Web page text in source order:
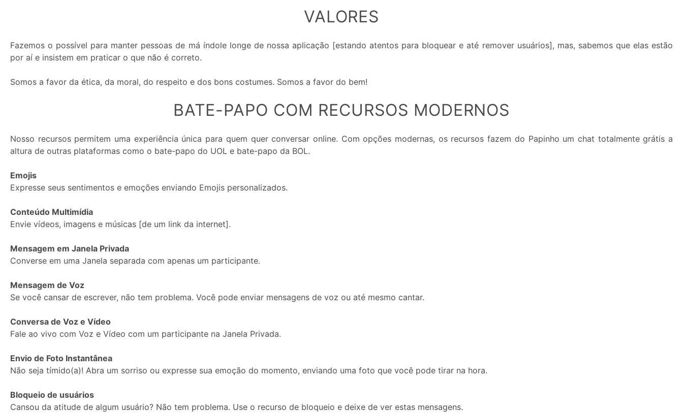
Imagem
de
VALORES
Fazemos o possível para manter pessoas de má índole longe de nossa aplicação [estando atentos para bloquear e até remover usuários], mas, sabemos que elas estão
por aí e insistem em praticar o que não é correto.
Somos a favor da ética, da moral, do respeito e dos bons costumes. Somos a favor do bem!
BATE-PAPO COM RECURSOS MODERNOS
Nosso recursos permitem uma experiência única para quem quer conversar online. Com opções modernas, os recursos fazem do Papinho um chat totalmente grátis a
altura de outras plataformas como o bate-papo do UOL e bate-papo da BOL.
Emojis
Expresse seus sentimentos e emoções enviando Emojis personalizados.
Conteúdo Multimídia
Envie vídeos, imagens e músicas [de um link da internet].
Mensagem em Janela Privada
Converse em uma Janela separada com apenas um participante.
Mensagem de Voz
Se você cansar de escrever, não tem problema. Você pode enviar mensagens de voz ou até mesmo cantar.
Conversa de Voz e Vídeo
Fale ao vivo com Voz e Vídeo com um participante na Janela Privada.
Envio de Foto Instantânea
Não seja tímido(a)! Abra um sorriso ou expresse sua emoção do momento, enviando uma foto que você pode tirar na hora.
Bloqueio de usuários
Cansou da atitude de algum usuário? Não tem problema. Use o recurso de bloqueio e deixe de ver estas mensagens.